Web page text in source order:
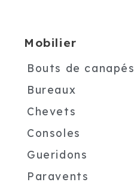
Mobilier
Bouts de canapés
Bureaux
Chevets
Consoles
Gueridons
Paravents